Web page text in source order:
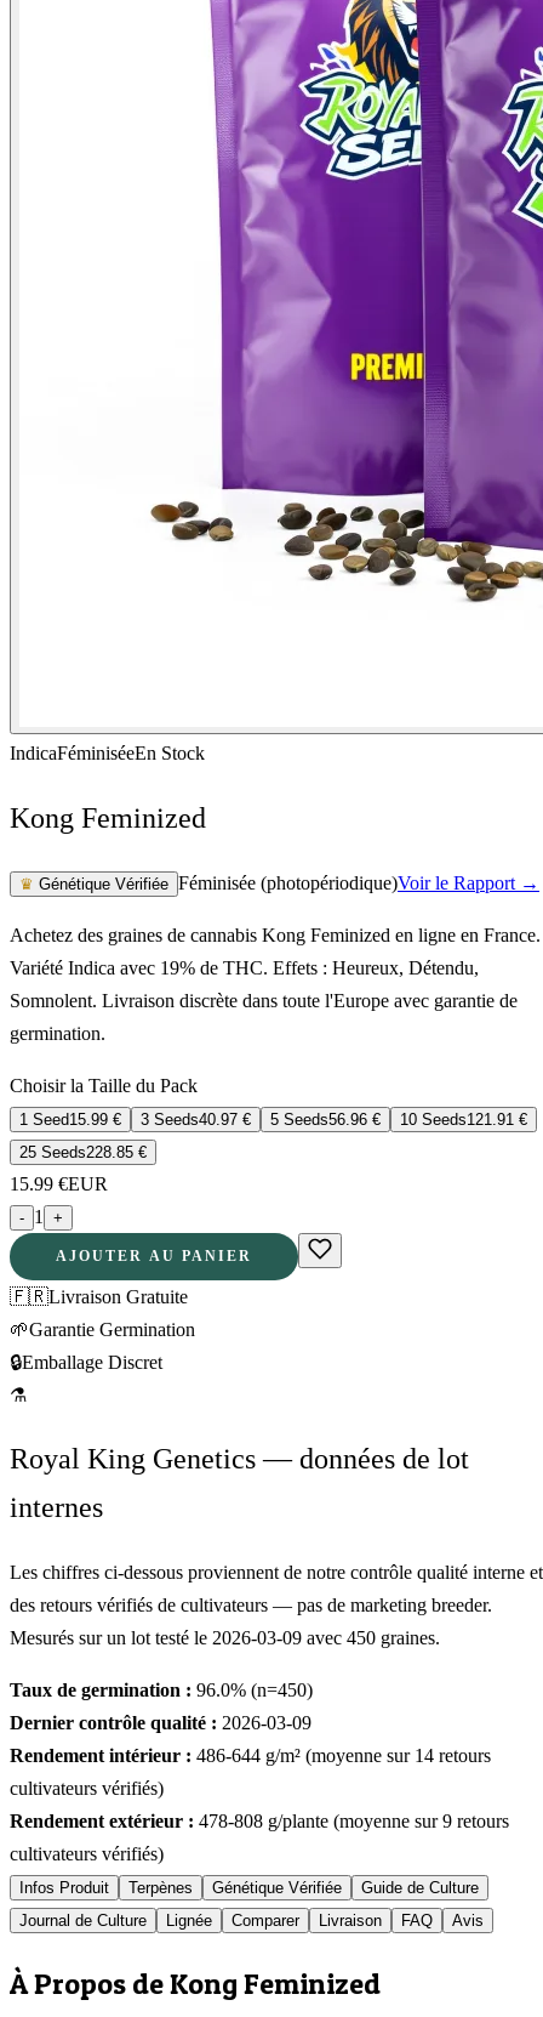
IndicaFéminiséeEn Stock
Kong Feminized
♛ Génétique Vérifiée Féminisée (photopériodique)Voir le Rapport →
Achetez des graines de cannabis Kong Feminized en ligne en France.
Variété Indica avec 19% de THC. Effets : Heureux, Détendu,
Somnolent. Livraison discrète dans toute l'Europe avec garantie de
germination.
Choisir la Taille du Pack
1 Seed15.99 € 3 Seeds40.97 € 5 Seeds56.96 € 10 Seeds121.91 €
25 Seeds228.85 €
15.99 €EUR
- 1 +
AJOUTER AU PANIER
🇫🇷Livraison Gratuite
🌱Garantie Germination
🔒Emballage Discret
⚗
Royal King Genetics — données de lot
internes
Les chiffres ci-dessous proviennent de notre contrôle qualité interne et
des retours vérifiés de cultivateurs — pas de marketing breeder.
Mesurés sur un lot testé le 2026-03-09 avec 450 graines.
Taux de germination : 96.0% (n=450)
Dernier contrôle qualité : 2026-03-09
Rendement intérieur : 486-644 g/m² (moyenne sur 14 retours
cultivateurs vérifiés)
Rendement extérieur : 478-808 g/plante (moyenne sur9 retours
cultivateurs vérifiés)
Infos Produit Terpènes Génétique Vérifiée
Guide de Culture
Journal de Culture
Lignée Comparer Livraison FAQ Avis
À Propos de Kong Feminized